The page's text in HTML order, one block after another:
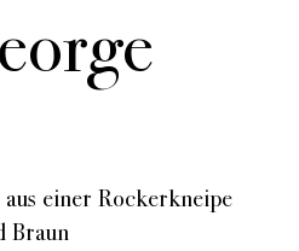
einer Rockerkneipe
Braun